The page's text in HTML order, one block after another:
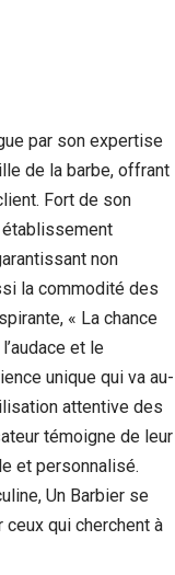
par son expertise
de la barbe, offrant
Fort de son
non
la commodité des
« La chance
et le
unique qui va au-
attentive des
témoigne de leur
et personnalisé.
Un Barbier se
qui cherchent à